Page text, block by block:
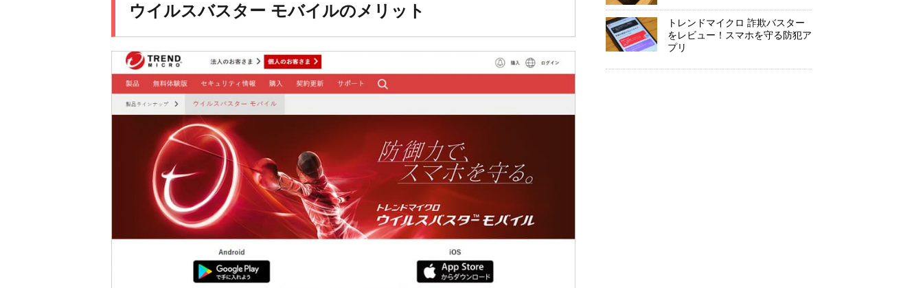
ウイルスバスター モバイルのメリット
トレンドマイクロ 詐欺バスター
をレビュー！スマホを守る防犯ア
プリ